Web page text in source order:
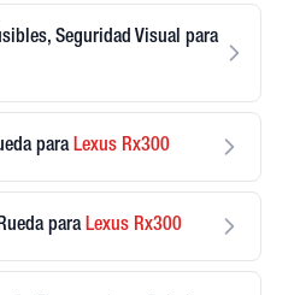
Seguridad Visual para
paraLexus Rx300
paraLexus Rx300